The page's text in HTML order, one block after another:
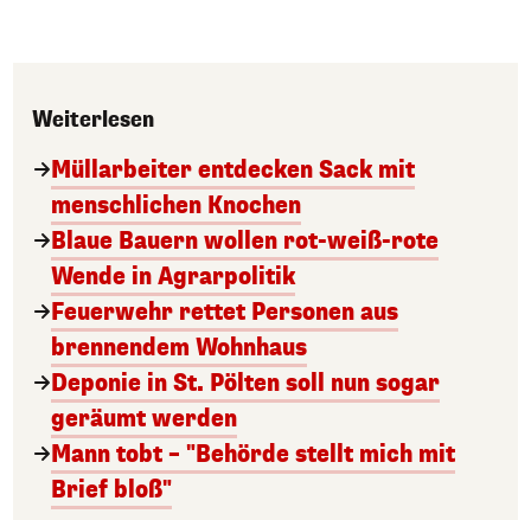
Weiterlesen
Müllarbeiter entdecken Sack mit
menschlichen Knochen
Blaue Bauern wollen rot-weiß-rote
Wende in Agrarpolitik
Feuerwehr rettet Personen aus
brennendem Wohnhaus
Deponie in St. Pölten soll nun sogar
geräumt werden
Mann tobt – "Behörde stellt mich mit
Brief bloß"